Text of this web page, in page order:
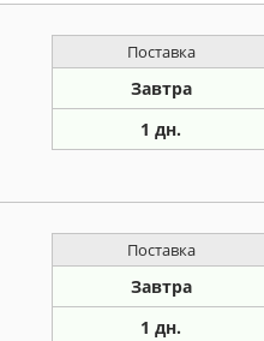
Поставка
Завтра
1 дн.
Поставка
Завтра
1 дн.